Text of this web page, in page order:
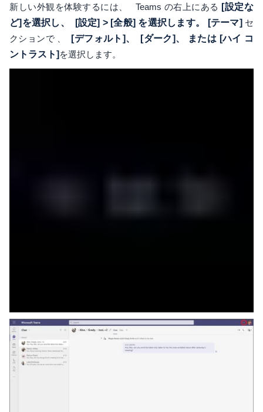
新しい外観を体験するには、 Teams の右上にある [設定な
ど]を選択し、
[設定] > [全般] を選択します。 [テーマ] セ
クションで 、
[デフォルト]、 [ダーク]、 または [ハイ コ
ントラスト] を選択します。